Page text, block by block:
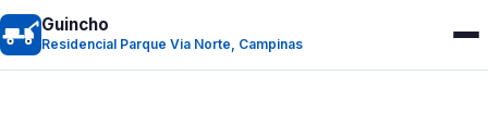
Guincho
Residencial Parque Via Norte, Campinas